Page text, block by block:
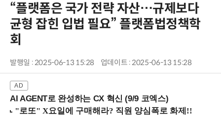
“플랫폼은 국가 전략 자산…규제보다
균형 잡힌 입법 필요” 플랫폼법정책학
회
발행일 : 2025-06-13 15:28 업데이트 : 2025-06-13 15:28
AI AGENT로 완성하는 CX 혁신 (9/9 코엑스)